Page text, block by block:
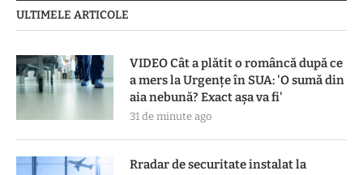
ULTIMELE ARTICOLE
VIDEO Cât a plătit o româncă după ce
a mers la Urgențe în SUA: 'O sumă din
aia nebună? Exact așa va fi'
31 de minute ago
Rradar de securitate instalat la